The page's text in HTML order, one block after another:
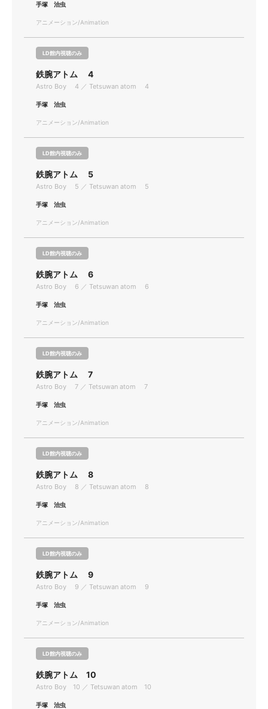
手塚 治虫
アニメーション/Animation
LD館内視聴のみ
鉄腕アトム 4
Astro Boy 4 ／ Tetsuwan atom 4
手塚 治虫
アニメーション/Animation
LD館内視聴のみ
鉄腕アトム 5
Astro Boy 5 ／ Tetsuwan atom 5
手塚 治虫
アニメーション/Animation
LD館内視聴のみ
鉄腕アトム 6
Astro Boy 6 ／ Tetsuwan atom 6
手塚 治虫
アニメーション/Animation
LD館内視聴のみ
鉄腕アトム 7
Astro Boy 7 ／ Tetsuwan atom 7
手塚 治虫
アニメーション/Animation
LD館内視聴のみ
鉄腕アトム 8
Astro Boy 8 ／ Tetsuwan atom 8
手塚 治虫
アニメーション/Animation
LD館内視聴のみ
鉄腕アトム 9
Astro Boy 9 ／ Tetsuwan atom 9
手塚 治虫
アニメーション/Animation
LD館内視聴のみ
鉄腕アトム 10
Astro Boy 10 ／ Tetsuwan atom 10
手塚 治虫